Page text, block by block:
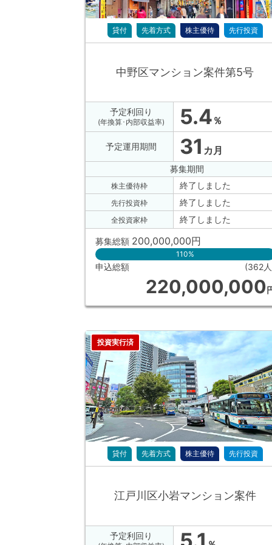
貸付 先着方式 株主優待 先行投資
中野区マンション案件第5号
予定利回り
(年換算･内部収益率) 5.4 ％
予定運用期間 31 カ月
募集期間
株主優待枠
先行投資枠
全投資家枠
終了しました
終了しました
終了しました
募集総額 200,000,000円
110%
申込総額 (362
220,000,000
投資実行済
貸付 先着方式 株主優待 先行投資
江戸川区小岩マンション案件
予定利回り